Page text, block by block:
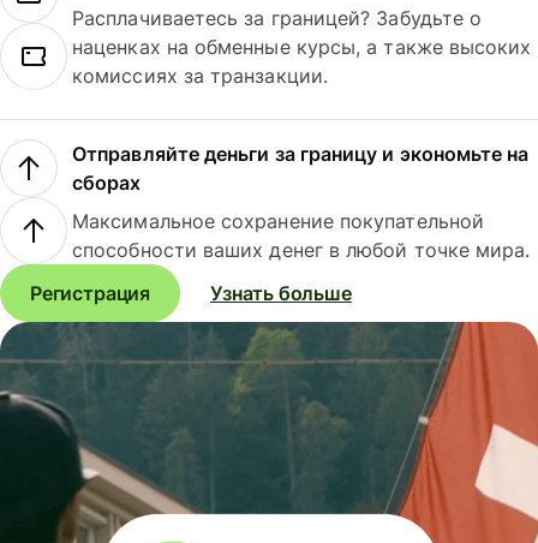
Расплачиваетесь за границей? Забудьте о
наценках на обменные курсы, а также высоких
комиссиях за транзакции.
Отправляйте деньги за границу и экономьте на
сборах
Максимальное сохранение покупательной
способности ваших денег в любой точке мира.
Регистрация
Узнать больше